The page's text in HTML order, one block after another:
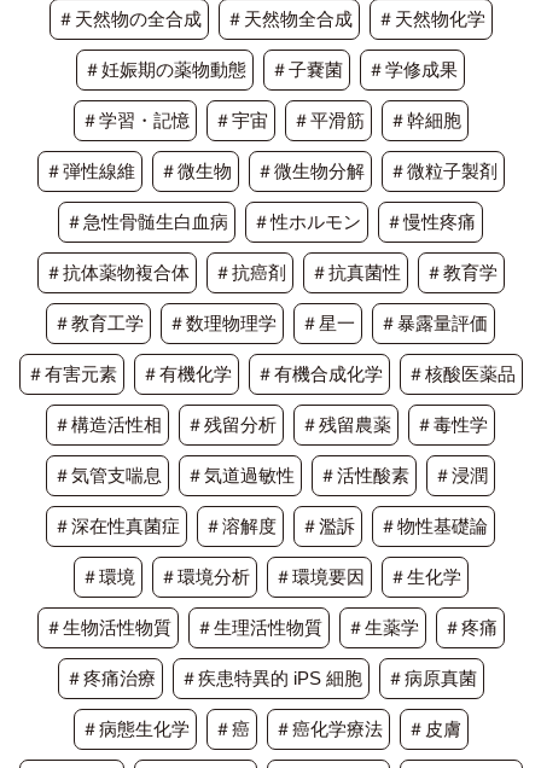
＃天然物の全合成 ＃天然物全合成 ＃天然物化学
＃妊娠期の薬物動態 ＃子嚢菌 ＃学修成果
＃学習・記憶 ＃宇宙 ＃平滑筋 ＃幹細胞
＃弾性線維 ＃微生物 ＃微生物分解 ＃微粒子製剤
＃急性骨髄生白血病 ＃性ホルモン ＃慢性疼痛
＃抗体薬物複合体 ＃抗癌剤 ＃抗真菌性 ＃教育学
＃教育工学 ＃数理物理学 ＃星一 ＃暴露量評価
＃有害元素 ＃有機化学 ＃有機合成化学 ＃核酸医薬品
＃構造活性相 ＃残留分析 ＃残留農薬 ＃毒性学
＃気管支喘息 ＃気道過敏性 ＃活性酸素 ＃浸潤
＃深在性真菌症 ＃溶解度 ＃濫訴 ＃物性基礎論
＃環境 ＃環境分析 ＃環境要因 ＃生化学
＃生物活性物質 ＃生理活性物質 ＃生薬学 ＃疼痛
＃疼痛治療 ＃疾患特異的 iPS 細胞 ＃病原真菌
＃病態生化学 ＃癌 ＃癌化学療法 ＃皮膚